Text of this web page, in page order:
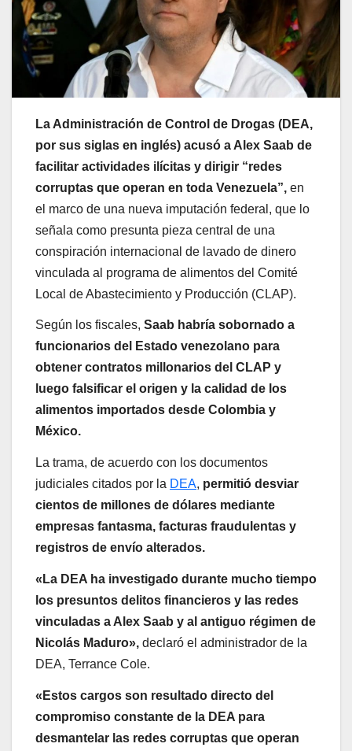
La Administración de Control de Drogas (DEA,
por sus siglas en inglés) acusó a Alex Saab de
facilitar actividades ilícitas y dirigir “redes
corruptas que operan en toda Venezuela”, en
el marco de una nueva imputación federal, que lo
señala como presunta pieza central de una
conspiración internacional de lavado de dinero
vinculada al programa de alimentos del Comité
Local de Abastecimiento y Producción (CLAP).
Según los fiscales, Saab habría sobornado a
funcionarios del Estado venezolano para
obtener contratos millonarios del CLAP y
luego falsificar el origen y la calidad de los
alimentos importados desde Colombia y
México.
La trama, de acuerdo con los documentos
judiciales citados por la DEA, permitió desviar
cientos de millones de dólares mediante
empresas fantasma, facturas fraudulentas y
registros de envío alterados.
«La DEA ha investigado durante mucho tiempo
los presuntos delitos financieros y las redes
vinculadas a Alex Saab y al antiguo régimen de
Nicolás Maduro», declaró el administrador de la
DEA, Terrance Cole.
«Estos cargos son resultado directo del
compromiso constante de la DEA para
desmantelar las redes corruptas que operan